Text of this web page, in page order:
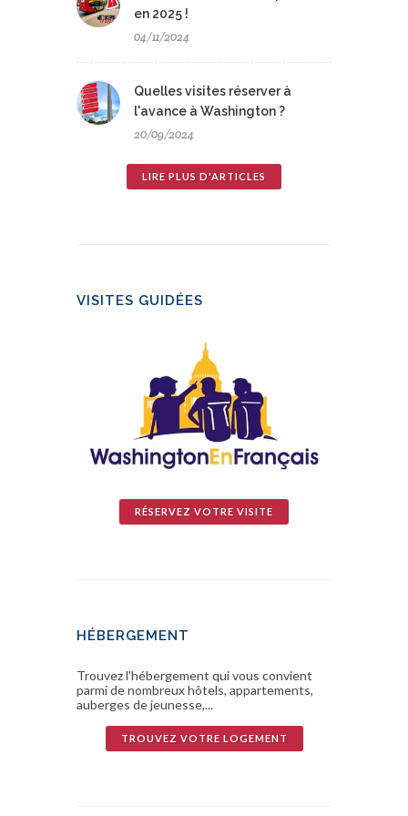
en 2025 !
04/11/2024
Quelles visites réserver à
l'avance à Washington ?
20/09/2024
LIRE PLUS D'ARTICLES
VISITES GUIDÉES
RÉSERVEZ VOTRE VISITE
HÉBERGEMENT
Trouvez l'hébergement qui vous convient
parmi de nombreux hôtels, appartements,
auberges de jeunesse,...
TROUVEZ VOTRE LOGEMENT